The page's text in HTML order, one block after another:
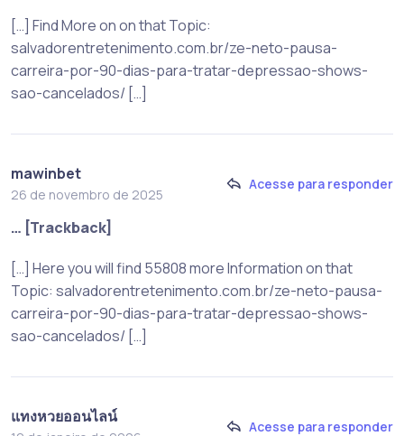
[…] Find More on on that Topic:
salvadorentretenimento.com.br/ze-neto-pausa-
carreira-por-90-dias-para-tratar-depressao-shows-
sao-cancelados/ […]
mawinbet
26 de novembro de 2025
Acesse para responder
… [Trackback]
[…] Here you will find 55808 more Information on that
Topic: salvadorentretenimento.com.br/ze-neto-pausa-
carreira-por-90-dias-para-tratar-depressao-shows-
sao-cancelados/ […]
แทงหวยออนไลน์
Acesse para responder